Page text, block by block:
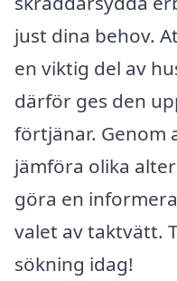
just dina behov.
en viktig del av
därför ges den
förtjänar. Genom
jämföra olika
göra en
valet av taktvätt.
sökning idag!